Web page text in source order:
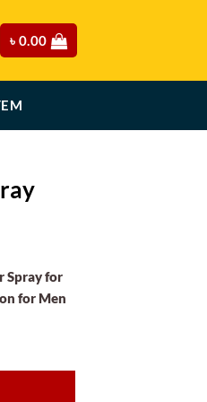
৳ 0.00
Spray for
for Men